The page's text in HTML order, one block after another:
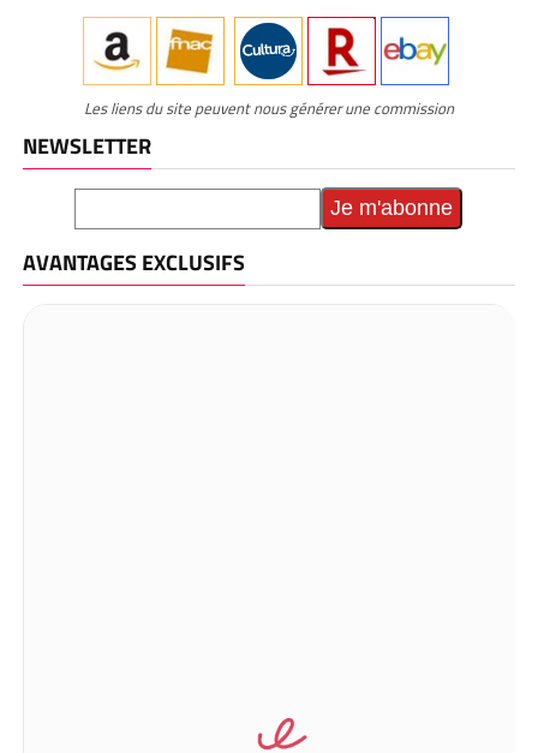
Les liens du site peuvent nous générer une commission
NEWSLETTER
AVANTAGES EXCLUSIFS